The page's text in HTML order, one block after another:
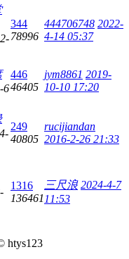
344
78996
444706748 2022-
4-14 05:37
6
446
46405
jym8861 2019-
10-10 17:20
249
40805
rucijiandan
2016-2-26 21:33
1316
136461
三尺浪 2024-4-7
11:53
htys123